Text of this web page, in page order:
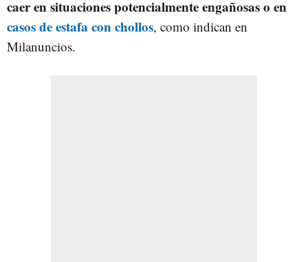
caer en situaciones potencialmente engañosas o en
casos de estafa con chollos, como indican en
Milanuncios.